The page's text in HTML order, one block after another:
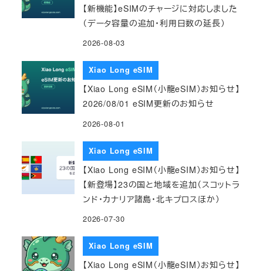
【新機能】eSIMのチャージに対応しました
（データ容量の追加・利用日数の延長）
2026-08-03
Xiao Long eSIM
【Xiao Long eSIM（小龍eSIM）お知らせ】
2026/08/01 eSIM更新のお知らせ
2026-08-01
Xiao Long eSIM
【Xiao Long eSIM（小龍eSIM）お知らせ】
【新登場】23の国と地域を追加（スコットラ
ンド・カナリア諸島・北キプロスほか）
2026-07-30
Xiao Long eSIM
【Xiao Long eSIM（小龍eSIM）お知らせ】